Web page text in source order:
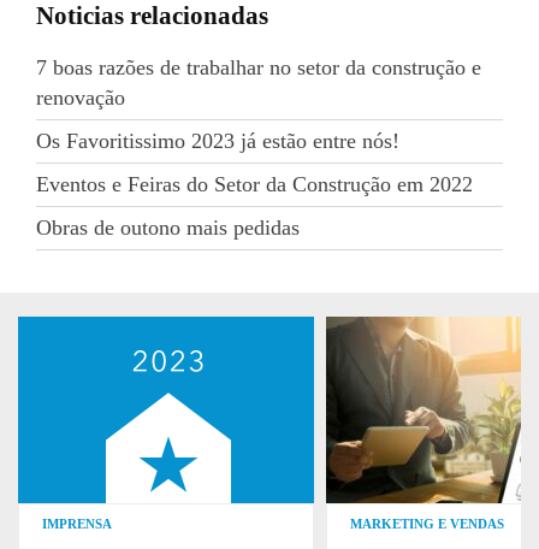
Noticias relacionadas
7 boas razões de trabalhar no setor da construção e
renovação
Os Favoritissimo 2023 já estão entre nós!
Eventos e Feiras do Setor da Construção em 2022
Obras de outono mais pedidas
IMPRENSA MARKETING E VENDAS